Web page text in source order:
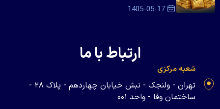
1405-05-17
ارتباط با ما
شعبه مرکزی
تهران - ولنجک - نبش خیابان چهاردهم - پلاک ۲۸ -
ساختمان وفا - واحد ۰۰۱